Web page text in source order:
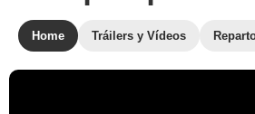
Home Tráilers y Vídeos